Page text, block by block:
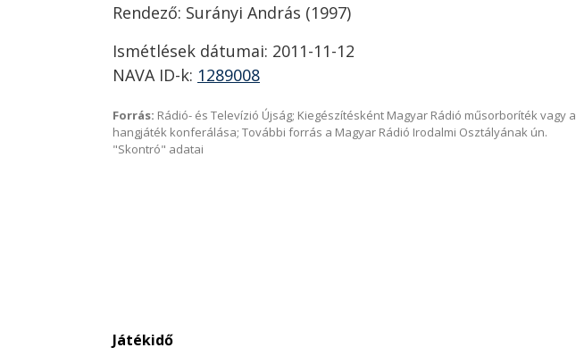
Rendező: Surányi András (1997)
Ismétlések dátumai: 2011-11-12
NAVA ID-k: 1289008
Forrás: Rádió- és Televízió Újság; Kiegészítésként Magyar Rádió műsorboríték vagy a
hangjáték konferálása; További forrás a Magyar Rádió Irodalmi Osztályának ún.
"Skontró" adatai
Játékidő